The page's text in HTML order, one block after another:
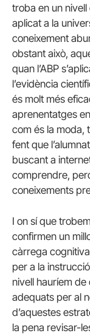
troba en un nivell
aplicat a la
coneixement
obstant això,
quan l’ABP
l’evidència
és molt més
aprenentatges
com és la moda,
fent que
buscant a
comprendre,
coneixements
I on sí que
confirmen un
càrrega
per a la
nivell hauríem
adequats per al
d’aquestes
la pena revisar-